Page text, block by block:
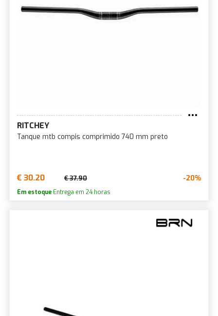
RITCHEY
Tanque mtb compis comprimido 740 mm preto
€ 30.20 € 37.90 -20%
Em estoque Entrega em 24 horas